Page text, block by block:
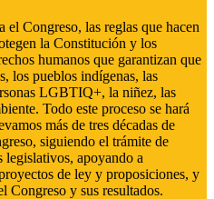
el Congreso, las reglas que hacen
la Constitución y los
humanos que garantizan que
los pueblos indígenas, las
LGBTIQ+, la niñez, las
Todo este proceso se hará
más de tres décadas de
siguiendo el trámite de
legislativos, apoyando a
de ley y proposiciones, y
Congreso y sus resultados.